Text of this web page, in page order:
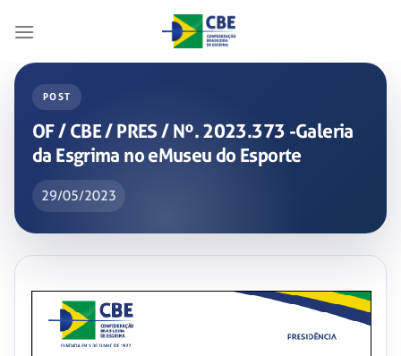
POST
OF / CBE / PRES / Nº. 2023.373 -Galeria
da Esgrima no eMuseu do Esporte
29/05/2023